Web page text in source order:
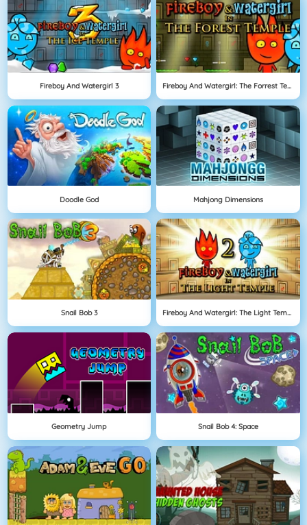
Fireboy And Watergirl 3 Fireboy And Watergirl: The Forrest Temple
Doodle God Mahjong Dimensions
Snail Bob 3 Fireboy And Watergirl: The Light Temple
Geometry Jump Snail Bob 4: Space